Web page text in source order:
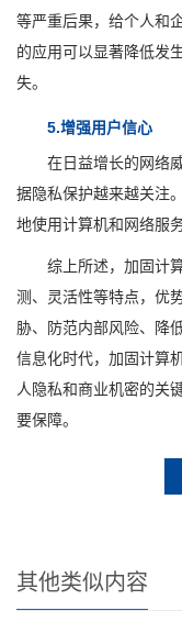
等严重后果，给个人和
的应用可以显著降低发
失。
5.增强用户信心
在日益增长的网络威
据隐私保护越来越关注
地使用计算机和网络服
综上所述，加固计算
测、灵活性等特点，优
胁、防范内部风险、降
信息化时代，加固计算
人隐私和商业机密的关
要保障。
其他类似内容